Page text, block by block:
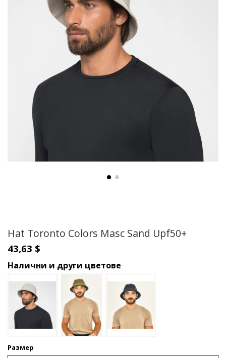
Hat Toronto Colors Masc Sand Upf50+
43,63 $
Налични и други цветове
Размер